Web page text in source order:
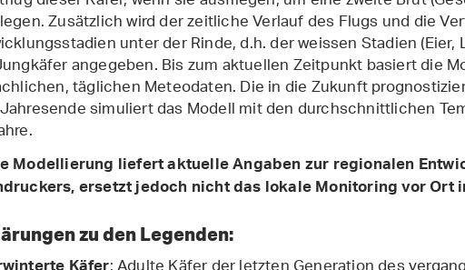
Zusätzlich wird der zeitliche Verlauf des Flugs und die
unter der Rinde, d.h. der weissen Stadien (Eier,
angegeben. Bis zum aktuellen Zeitpunkt basiert die
täglichen Meteodaten. Die in die Zukunft
simuliert das Modell mit den durchschnittlichen
Modellierung liefert aktuelle Angaben zur regionalen
ersetzt jedoch nicht das lokale Monitoring vor Ort
zu den Legenden: